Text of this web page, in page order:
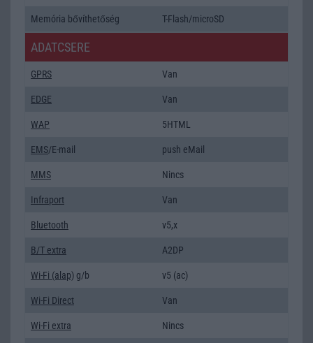
Memória bővíthetőség T-Flash/microSD
ADATCSERE
GPRS Van
EDGE Van
WAP 5HTML
EMS/E-mail push eMail
MMS Nincs
Infraport Van
Bluetooth v5,x
B/T extra A2DP
Wi-Fi (alap) g/b v5 (ac)
Wi-Fi Direct Van
Wi-Fi extra Nincs